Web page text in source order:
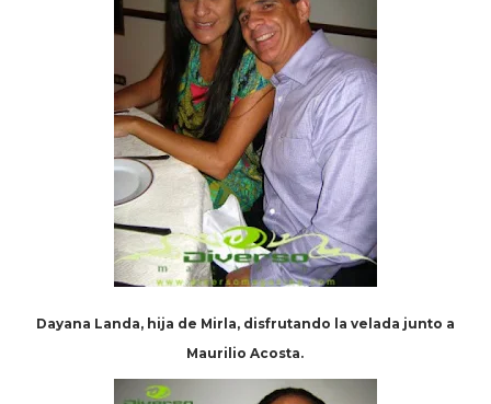
Dayana Landa, hija de Mirla, disfrutando la velada junto a
Maurilio Acosta.